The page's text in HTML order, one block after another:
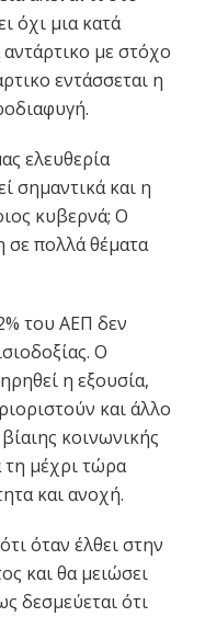
όχι μια κατά
με στόχο
εντάσσεται η
ελευθερία
σημαντικά και η
κυβερνά; Ο
σε πολλά θέματα
του ΑΕΠ δεν
Ο
η εξουσία,
και άλλο
κοινωνικής
τη μέχρι τώρα
και ανοχή.
όταν έλθει στην
και θα μειώσει
δεσμεύεται ότι